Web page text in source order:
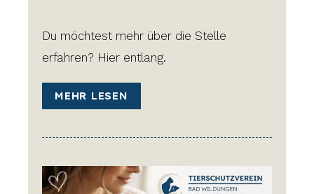
Du möchtest mehr über die Stelle
erfahren? Hier entlang.
MEHR LESEN